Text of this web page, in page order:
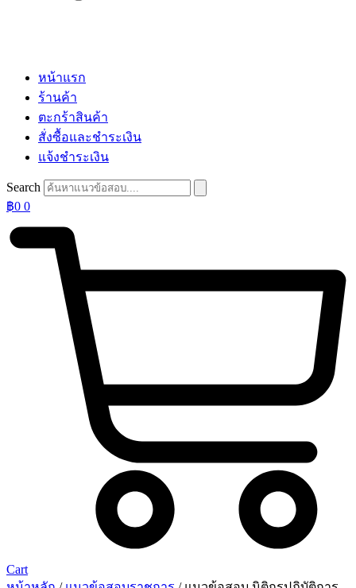
หน้าแรก
ร้านค้า
ตะกร้าสินค้า
สั่งซื้อและชำระเงิน
แจ้งชำระเงิน
Search
฿0 0
Cart